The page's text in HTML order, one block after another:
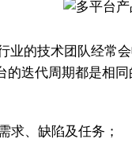
业的技术团队经常
迭代周期都是相
求、缺陷及任务；